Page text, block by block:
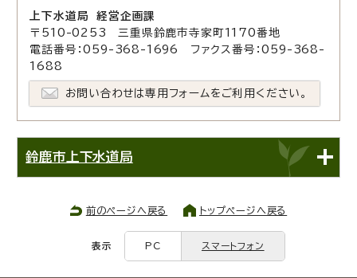
上下水道局 経営企画課
〒510-0253 三重県鈴鹿市寺家町1170番地
電話番号：059-368-1696 ファクス番号：059-368-
1688
お問い合わせは専用フォームをご利用ください。
鈴鹿市上下水道局
前のページへ戻る トップページへ戻る
表示 PC スマートフォン